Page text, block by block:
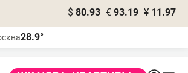
$ 80.93 € 93.19 ¥ 11.97
28.9°